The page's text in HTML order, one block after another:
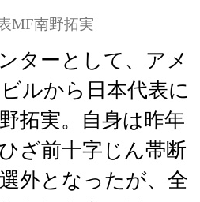
MF南野拓実
ターとして、アメ
ルから日本代表に
拓実。自身は昨年
ざ前十字じん帯断
外となったが、全